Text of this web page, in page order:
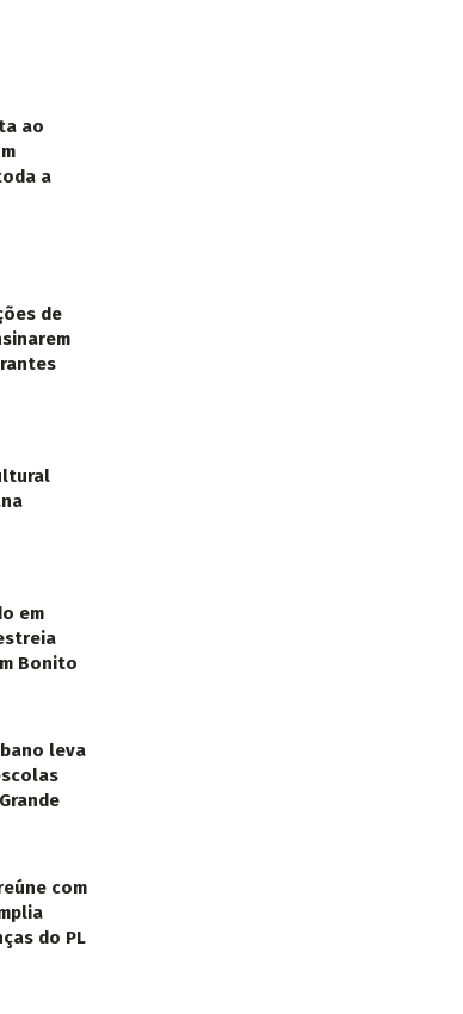
ao
a
de
em
Bonito
leva
com
do PL